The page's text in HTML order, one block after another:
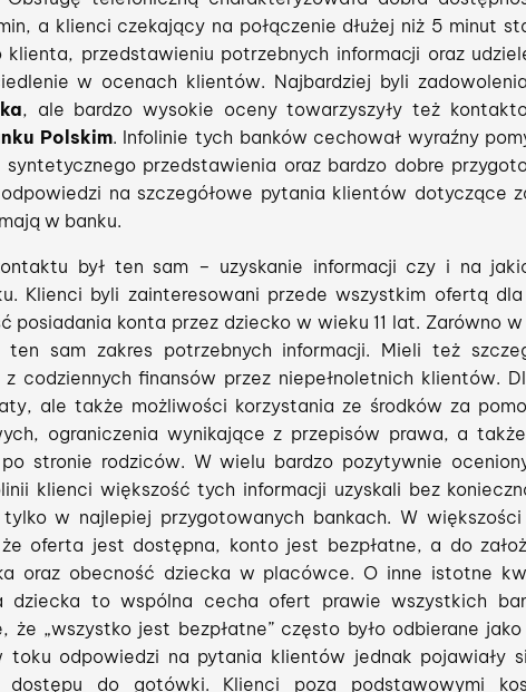
a klienci czekający na połączenie dłużej niż 5 minut
przedstawieniu potrzebnych informacji oraz
w ocenach klientów. Najbardziej byli
, ale bardzo wysokie oceny towarzyszyły też
Polskim. Infolinie tych banków cechował wyraźny
przedstawienia oraz bardzo dobre
na szczegółowe pytania klientów dotyczące
w banku.
był ten sam – uzyskanie informacji czy i na
Klienci byli zainteresowani przede wszystkim ofertą
posiadania konta przez dziecko w wieku 11 lat. Zarówno
sam zakres potrzebnych informacji. Mieli też
codziennych finansów przez niepełnoletnich klientów.
ale także możliwości korzystania ze środków za
ograniczenia wynikające z przepisów prawa, a
po stronie rodziców. W wielu bardzo pozytywnie
klienci większość tych informacji uzyskali bez
w najlepiej przygotowanych bankach. W
oferta jest dostępna, konto jest bezpłatne, a do
oraz obecność dziecka w placówce. O inne istotne
dziecka to wspólna cecha ofert prawie wszystkich
że „wszystko jest bezpłatne” często było odbierane
odpowiedzi na pytania klientów jednak pojawiały
do gotówki. Klienci poza podstawowymi